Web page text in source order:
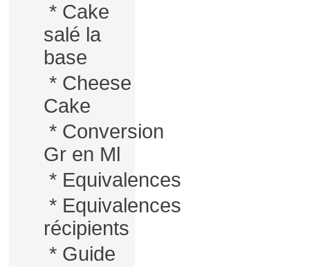
* Cake
salé la
base
* Cheese
Cake
* Conversion
Gr en Ml
* Equivalences
* Equivalences
récipients
* Guide